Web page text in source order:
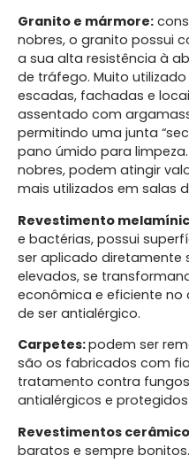
Granito e mármore:
nobres, o granito possui
a sua alta resistência à
de tráfego. Muito
escadas, fachadas e
assentado com
permitindo uma junta
pano úmido para
nobres, podem atingir
mais utilizados em salas
Revestimento
e bactérias, possui
ser aplicado diretamente
elevados, se
econômica e eficiente no
de ser antialérgico.
Carpetes:podem ser
são os fabricados com
tratamento contra
antialérgicos e
Revestimentos
baratos e sempre bonitos.